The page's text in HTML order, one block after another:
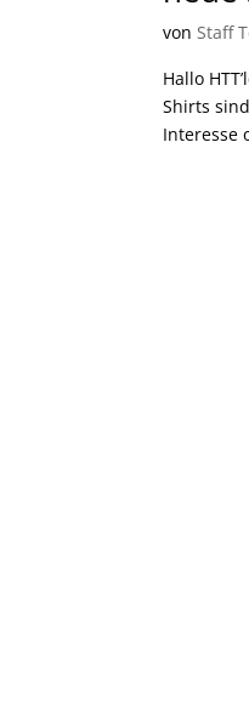
von Staff
Hallo
Shirts
Interesse